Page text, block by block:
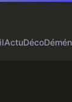
ActuDéco